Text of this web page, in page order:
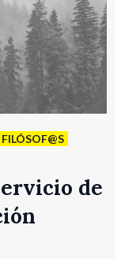
FILÓSOF@S
de